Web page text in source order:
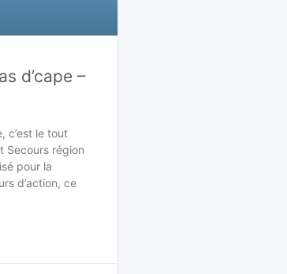
d’cape –
c’est le tout
Secours région
pour la
d’action, ce